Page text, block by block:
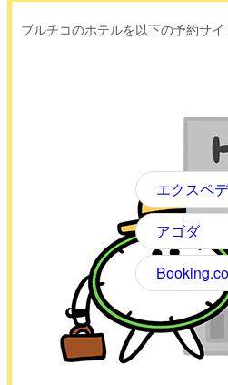
ブルチコのホテルを以下の予約サイ
エクスペ
アゴダ